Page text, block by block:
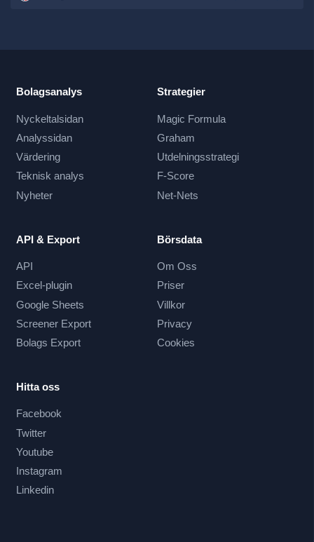
Bolagsanalys
Nyckeltalsidan
Analyssidan
Värdering
Teknisk analys
Nyheter
Strategier
Magic Formula
Graham
Utdelningsstrategi
F-Score
Net-Nets
API & Export
API
Excel-plugin
Google Sheets
Screener Export
Bolags Export
Börsdata
Om Oss
Priser
Villkor
Privacy
Cookies
Hitta oss
Facebook
Twitter
Youtube
Instagram
Linkedin